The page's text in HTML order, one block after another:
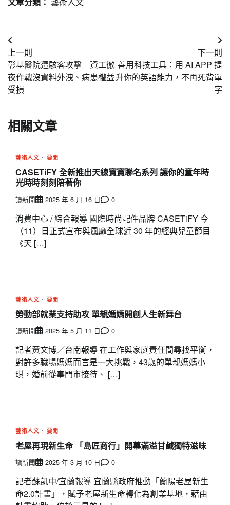
文
章
導
覽
上一則
彰基醫院遭駭客攻擊 資工徹
夜作戰沒資料外洩、病患權益
受損
下一則
善用科技工具：用 AI APP 提
升你的英語能力，不再死背單
字
相關文章
藝術人文 要聞
CASETiFY 全新推出天線寶寶聯名系列 讓你的童年時
光時時刻刻陪著你
讀新聞 2025 年 6 月 16 日 0
消費中心 / 綜合報導 國際時尚配件品牌 CASETiFY 今
（11）日正式宣布與風靡全球近 30 年的經典兒童節目
《天 […]
藝術人文 要聞
勞動部就業支持助攻 單親媽媽開創人生新舞台
讀新聞 2025 年 5 月 11 日 0
記者黃文博／台南報導 在工作與家庭責任間尋找平衡，
對許多職場媽媽而言是一大挑戰，43歲的單親媽媽小
琪，婚前從事門市接待、 […]
藝術人文 要聞
老屋再現新生命 「島匠商行」開幕滿溢甘鹹獨特滋味
讀新聞 2025 年 3 月 10 日 0
記者蘇凱中/宜蘭報導 宜蘭縣政府推動「蘭陽老屋新生
命2.0計畫」，賦予老屋新生命轉化為創業基地，藉由